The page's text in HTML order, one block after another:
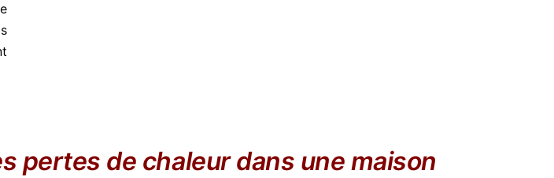
pertes de chaleur dans une maison